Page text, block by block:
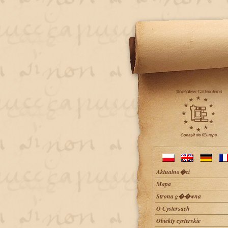
Aktualno�ci
Mapa
Strona g��wna
O Cystersach
Obiekty cysterskie